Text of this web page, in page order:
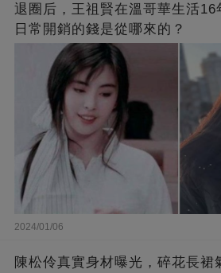
退圈后，王祖賢在溫哥華生活16
日常開銷的錢是從哪來的？
2024/01/06
陳松伶真實身材曝光，碎花長裙